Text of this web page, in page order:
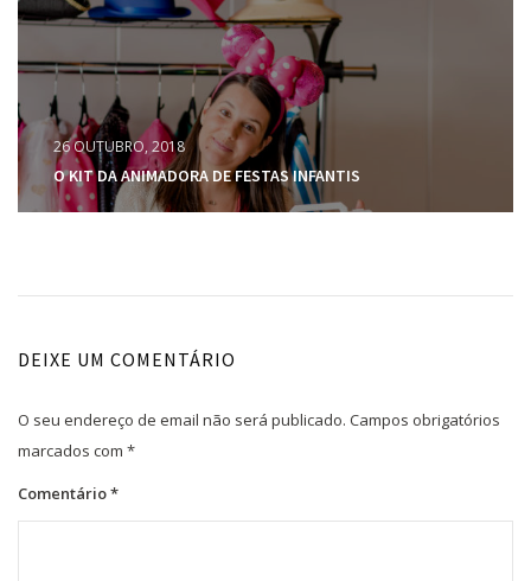
26 OUTUBRO, 2018
O KIT DA ANIMADORA DE FESTAS INFANTIS
DEIXE UM COMENTÁRIO
O seu endereço de email não será publicado. Campos obrigatórios
marcados com *
Comentário*